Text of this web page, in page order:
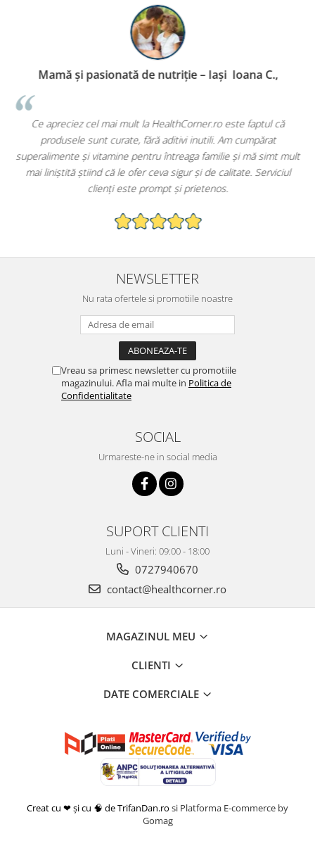
Mamă și pasionată de nutriție – Iași Ioana C.,
Ce apreciez cel mai mult la HealthCorner.ro este faptul că
produsele sunt curate, fără aditivi inutili. Am cumpărat
superalimente și vitamine pentru întreaga familie și mă simt mult
mai liniștită știind că le ofer ceva sigur și de calitate. Serviciul
clienți este prompt și prietenos.
NEWSLETTER
Nu rata ofertele si promotiile noastre
Vreau sa primesc newsletter cu promotiile
magazinului. Afla mai multe in Politica de
Confidentialitate
SOCIAL
Urmareste-ne in social media
SUPORT CLIENTI
Luni - Vineri: 09:00 - 18:00
0727940670
contact@healthcorner.ro
MAGAZINUL MEU
CLIENTI
DATE COMERCIALE
Creat cu ❤ și cu 🧠 de TrifanDan.ro si Platforma E-commerce by
Gomag